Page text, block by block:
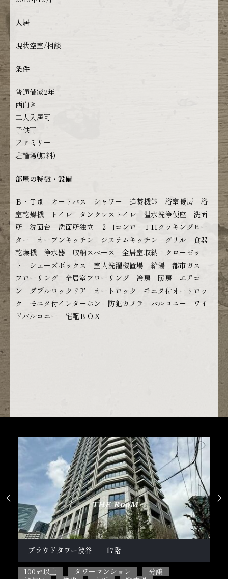
入居
現状空室/相談
条件
普通借家2年
西向き
二人入居可
子供可
ファミリー
駐輪場(無料)
部屋の特徴・設備
Ｂ・Ｔ別 オートバス シャワー 追焚機能 浴室暖房 浴
室乾燥機 トイレ タンクレストイレ 温水洗浄便座 洗面
所 洗面台 洗面所独立 ２口コンロ ＩＨクッキングヒー
ター オープンキッチン システムキッチン グリル 食器
乾燥機 浄水器 収納スペース 全居室収納 クローゼッ
ト シューズボックス 室内洗濯機置場 給湯 都市ガス
フローリング 全居室フローリング 冷房 暖房 エアコ
ン ダブルロックドア オートロック モニタ付オートロッ
ク モニタ付インターホン 防犯カメラ バルコニー ワイ
ドバルコニー 宅配ＢＯＸ
柿の木坂１丁目戸建
100㎡以上 5SLDK
ペット相談可能
 